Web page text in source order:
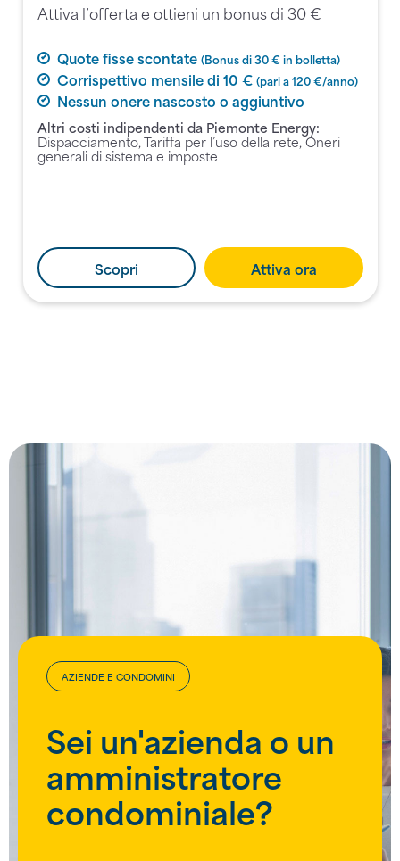
Attiva l’offerta e ottieni un bonus di 30 €
Quote fisse scontate (Bonus di 30 € in bolletta)
Corrispettivo mensile di 10 € (pari a 120 €/anno)
Nessun onere nascosto o aggiuntivo
Altri costi indipendenti da Piemonte Energy:
Dispacciamento, Tariffa per l’uso della rete, Oneri
generali di sistema e imposte
Scopri Attiva ora
AZIENDE E CONDOMINI
Sei un'azienda o un
amministratore
condominiale?